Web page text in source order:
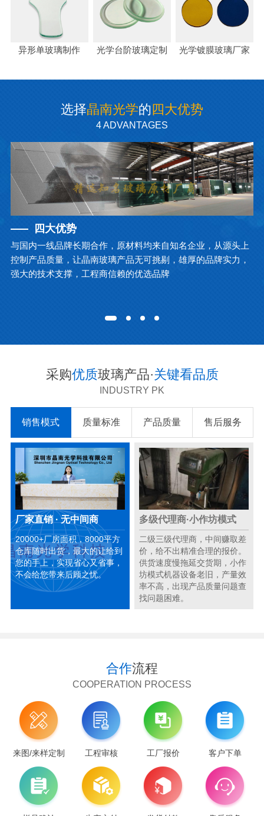
异形单玻璃制作 光学台阶玻璃定制 光学镀膜玻璃厂家
选择晶南光学的 四大优势
4 ADVANTAGES
四大优势
与国内一线品牌长期合作，原材料均来自知名企业，从源头上
控制产品质量，让晶南玻璃产品无可挑剔，雄厚的品牌实力，
强大的技术支撑，工程商信赖的优选品牌
采购优质玻璃产品·关键看品质
INDUSTRY PK
销售模式 质量标准 产品质量 售后服务
厂家直销 · 无中间商
20000+厂房面积，8000平方
仓库随时出货，最大的让给到
您的手上，实现省心又省事，
不会给您带来后顾之忧。
多级代理商·小作坊模式
二级三级代理商，中间赚取差
价，给不出精准合理的报价。
供货速度慢拖延交货期，小作
坊模式机器设备老旧，产量效
率不高，出现产品质量问题查
找问题困难。
合作流程
COOPERATION PROCESS
来图/来样定制 工程审核 工厂报价 客户下单